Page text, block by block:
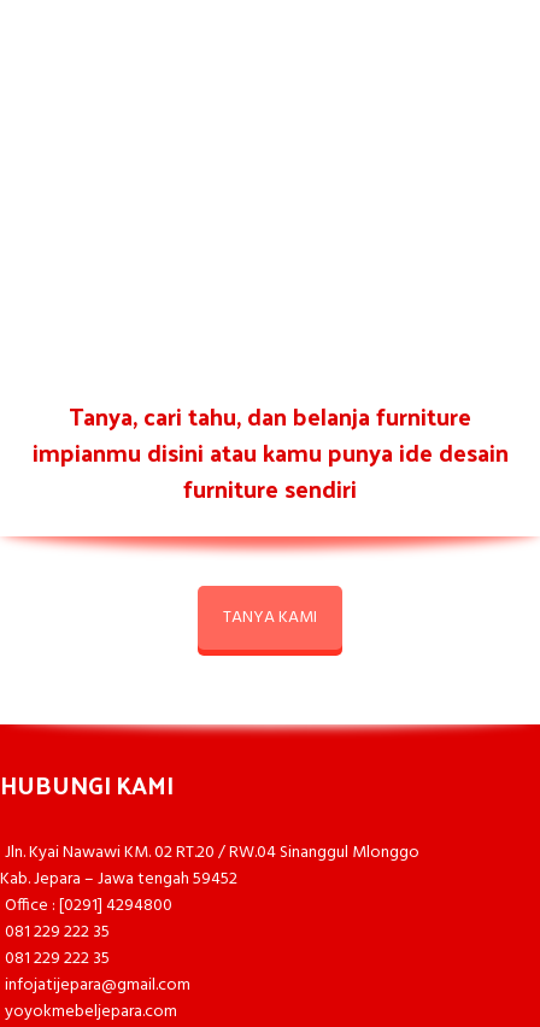
Tanya, cari tahu, dan belanja furniture
impianmu disini atau kamu punya ide desain
furniture sendiri
TANYA KAMI
HUBUNGI KAMI
Jln. Kyai Nawawi KM. 02 RT.20 / RW.04 Sinanggul Mlonggo
Kab. Jepara – Jawa tengah 59452
Office : [0291] 4294800
081 229 222 35
081 229 222 35
infojatijepara@gmail.com
yoyokmebeljepara.com